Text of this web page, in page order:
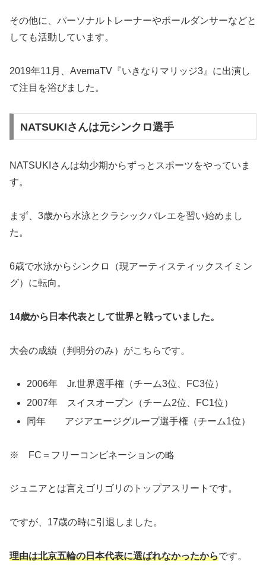
その他に、パーソナルトレーナーやポールダンサーなどと
しても活動しています。
2019年11月、AvemaTV『いきなりマリッジ3』に出演し
て注目を浴びました。
NATSUKIさんは元シンクロ選手
NATSUKIさんは幼少期からずっとスポーツをやっていま
す。
まず、3歳から水泳とクラシックバレエを習い始めまし
た。
6歳で水泳からシンクロ（現アーティスティックスイミン
グ）に転向。
14歳から日本代表として世界と戦っていました。
大会の成績（判明分のみ）がこちらです。
2006年 Jr.世界選手権（チーム3位、FC3位）
2007年 スイスオープン（チーム2位、FC1位）
同年 アジアエージグループ選手権（チーム1位）
※ FC＝フリーコンビネーションの略
ジュニアとは言えゴリゴリのトップアスリートです。
ですが、17歳の時に引退しました。
理由は北京五輪の日本代表に選ばれなかったからです。